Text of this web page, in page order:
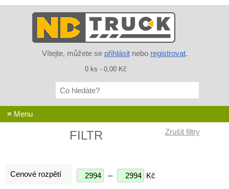
Vítejte, můžete se přihlásitnebo registrovat.
0 ks - 0,00 Kč
≡ Menu
FILTR
Cenové rozpětí – Kč